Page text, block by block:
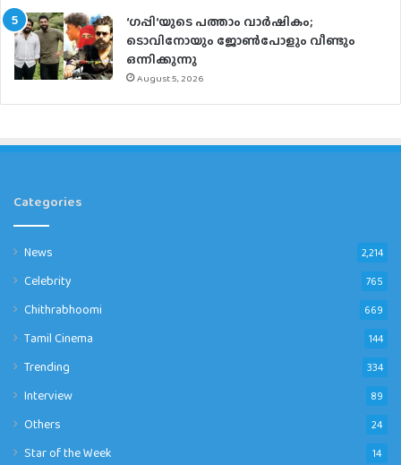
‘ഗപ്പി‘യുടെ പത്താം വാർഷികം;
ടൊവിനോയും ജോൺപോളും വീണ്ടും
ഒന്നിക്കുന്നു
August 5, 2026
Categories
News 2,214
Celebrity 765
Chithrabhoomi 669
Tamil Cinema 144
Trending 334
Interview 89
Others 24
Star of the Week 14